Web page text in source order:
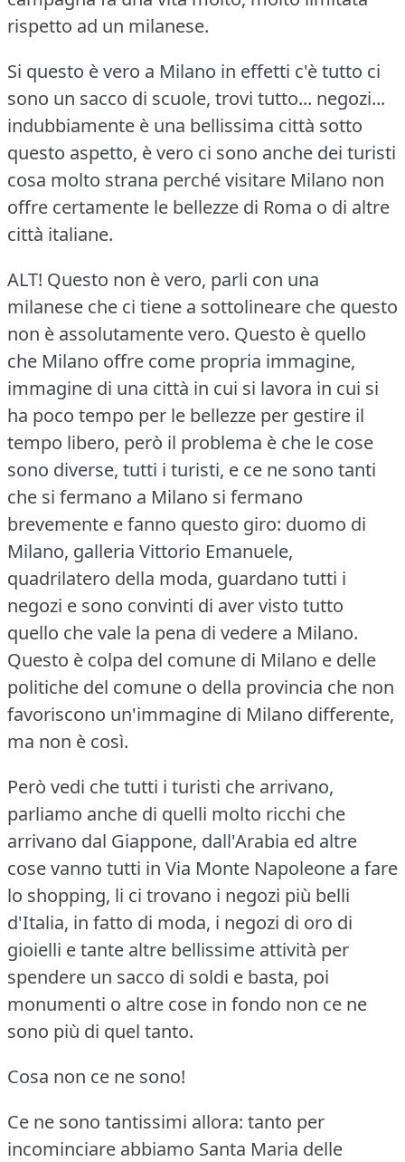
rispetto ad un milanese.
Si questo è vero a Milano in effetti c'è tutto ci
sono un sacco di scuole, trovi tutto... negozi...
indubbiamente è una bellissima città sotto
questo aspetto, è vero ci sono anche dei turisti
cosa molto strana perché visitare Milano non
offre certamente le bellezze di Roma o di altre
città italiane.
ALT! Questo non è vero, parli con una
milanese che ci tiene a sottolineare che questo
non è assolutamente vero. Questo è quello
che Milano offre come propria immagine,
immagine di una città in cui si lavora in cui si
ha poco tempo per le bellezze per gestire il
tempo libero, però il problema è che le cose
sono diverse, tutti i turisti, e ce ne sono tanti
che si fermano a Milano si fermano
brevemente e fanno questo giro: duomo di
Milano, galleria Vittorio Emanuele,
quadrilatero della moda, guardano tutti i
negozi e sono convinti di aver visto tutto
quello che vale la pena di vedere a Milano.
Questo è colpa del comune di Milano e delle
politiche del comune o della provincia che non
favoriscono un'immagine di Milano differente,
ma non è così.
Però vedi che tutti i turisti che arrivano,
parliamo anche di quelli molto ricchi che
arrivano dal Giappone, dall'Arabia ed altre
cose vanno tutti in Via Monte Napoleone a fare
lo shopping, li ci trovano i negozi più belli
d'Italia, in fatto di moda, i negozi di oro di
gioielli e tante altre bellissime attività per
spendere un sacco di soldi e basta, poi
monumenti o altre cose in fondo non ce ne
sono più di quel tanto.
Cosa non ce ne sono!
Ce ne sono tantissimi allora: tanto per
incominciare abbiamo Santa Maria delle